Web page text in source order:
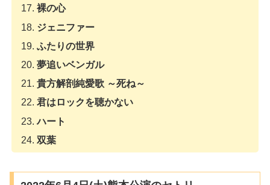
裸の心
ジェニファー
ふたりの世界
夢追いベンガル
貴方解剖純愛歌 ～死ね～
君はロックを聴かない
ハート
双葉